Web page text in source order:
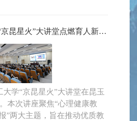
北京对口援疆 | “京昆星火”大讲堂点燃育人新引擎
大学“京昆星火”大讲堂在昆玉
本次讲座聚焦“心理健康教
”两大主题，旨在推动优质教